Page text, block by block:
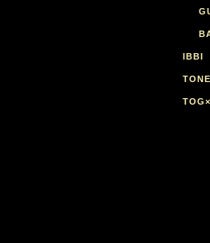
IBBI